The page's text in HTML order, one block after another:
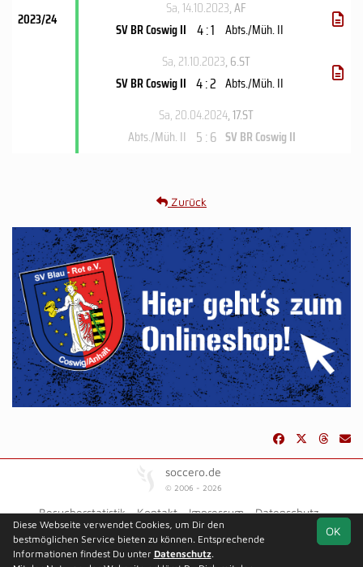
2023/24
Sa, 14.10.2023, AF
SV BR Coswig II 4 : 1 Abts./Müh. II
Sa, 21.10.2023, 6.ST
SV BR Coswig II 4 : 2 Abts./Müh. II
Sa, 20.04.2024, 17.ST
Abts./Müh. II 5 : 6 SV BR Coswig II
Zurück
soccero.de
© 2006 - 2026
Besucherstatistik Kontakt Impressum
Datenschutz
OK
Diese Webseite verwendet Cookies, um Dir den
bestmöglichen Service bieten zu können. Entsprechende
Informationen findest Du unter Datenschutz.